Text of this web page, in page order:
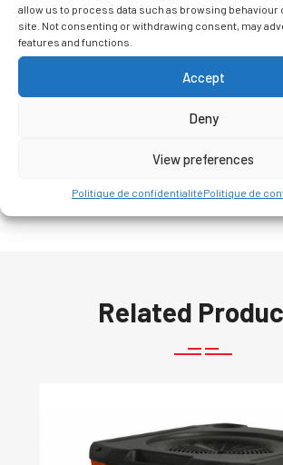
allow us to process data such as browsing behaviour
site. Not consenting or withdrawing consent, may
features and functions.
Accept
Deny
View preferences
Politique de confidentialitéPolitique de
DEMANDER UN DEVIS
Related